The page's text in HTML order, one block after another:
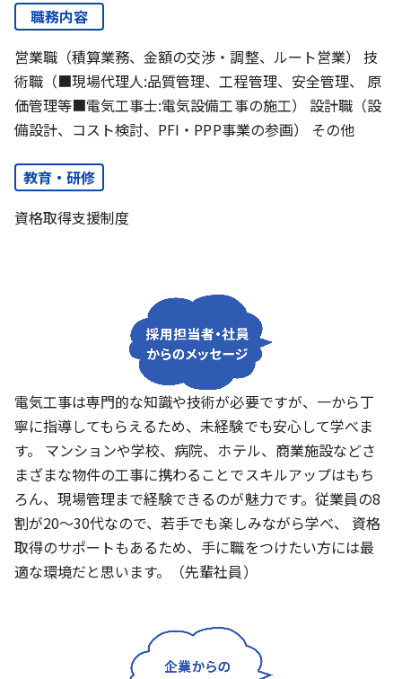
職務内容
営業職（積算業務、金額の交渉・調整、ルート営業） 技
術職（■現場代理人:品質管理、工程管理、安全管理、 原
価管理等■電気工事士:電気設備工事の施工） 設計職（設
備設計、コスト検討、PFI・PPP事業の参画） その他
教育・研修
資格取得支援制度
電気工事は専門的な知識や技術が必要ですが、一から丁
寧に指導してもらえるため、未経験でも安心して学べま
す。 マンションや学校、病院、ホテル、商業施設などさ
まざまな物件の工事に携わることでスキルアップはもち
ろん、現場管理まで経験できるのが魅力です。従業員の8
割が20～30代なので、若手でも楽しみながら学べ、 資格
取得のサポートもあるため、手に職をつけたい方には最
適な環境だと思います。（先輩社員）